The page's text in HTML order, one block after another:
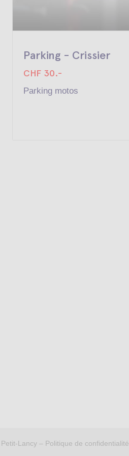
Parking - Crissier
CHF 30.-
Parking motos
Lancy – Politique de confidentialité